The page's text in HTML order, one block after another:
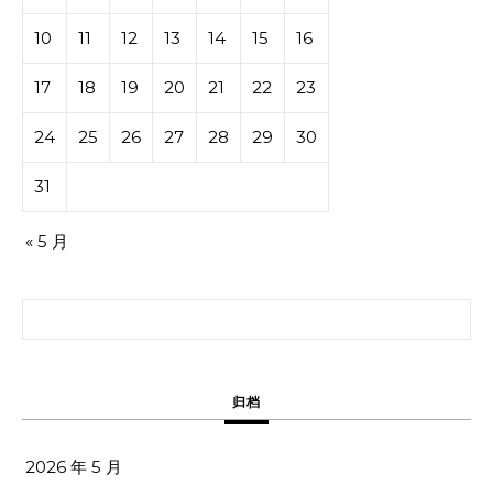
10 11 12 13 14 15 16
17 18 19 20 21 22 23
24 25 26 27 28 29 30
31
« 5 月
归档
2026 年 5 月